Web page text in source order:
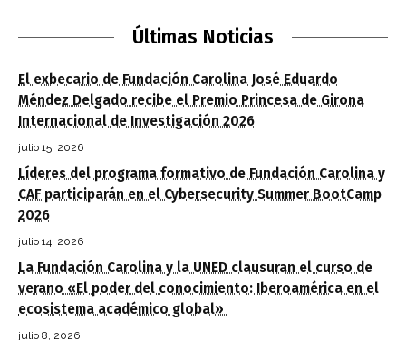
Últimas Noticias
El exbecario de Fundación Carolina José Eduardo
Méndez Delgado recibe el Premio Princesa de Girona
Internacional de Investigación 2026
julio 15, 2026
Líderes del programa formativo de Fundación Carolina y
CAF participarán en el Cybersecurity Summer BootCamp
2026
julio 14, 2026
La Fundación Carolina y la UNED clausuran el curso de
verano «El poder del conocimiento: Iberoamérica en el
ecosistema académico global»
julio 8, 2026